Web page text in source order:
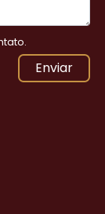
Enviar